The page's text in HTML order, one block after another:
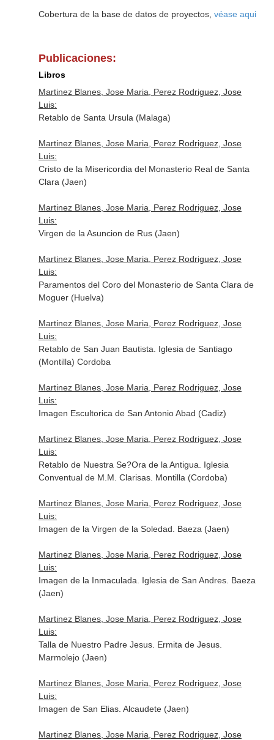
Cobertura de la base de datos de proyectos, véase aqui
Publicaciones:
Libros
Martinez Blanes, Jose Maria, Perez Rodriguez, Jose
Luis:
Retablo de Santa Ursula (Malaga)
Martinez Blanes, Jose Maria, Perez Rodriguez, Jose
Luis:
Cristo de la Misericordia del Monasterio Real de Santa
Clara (Jaen)
Martinez Blanes, Jose Maria, Perez Rodriguez, Jose
Luis:
Virgen de la Asuncion de Rus (Jaen)
Martinez Blanes, Jose Maria, Perez Rodriguez, Jose
Luis:
Paramentos del Coro del Monasterio de Santa Clara de
Moguer (Huelva)
Martinez Blanes, Jose Maria, Perez Rodriguez, Jose
Luis:
Retablo de San Juan Bautista. Iglesia de Santiago
(Montilla) Cordoba
Martinez Blanes, Jose Maria, Perez Rodriguez, Jose
Luis:
Imagen Escultorica de San Antonio Abad (Cadiz)
Martinez Blanes, Jose Maria, Perez Rodriguez, Jose
Luis:
Retablo de Nuestra Se?Ora de la Antigua. Iglesia
Conventual de M.M. Clarisas. Montilla (Cordoba)
Martinez Blanes, Jose Maria, Perez Rodriguez, Jose
Luis:
Imagen de la Virgen de la Soledad. Baeza (Jaen)
Martinez Blanes, Jose Maria, Perez Rodriguez, Jose
Luis:
Imagen de la Inmaculada. Iglesia de San Andres. Baeza
(Jaen)
Martinez Blanes, Jose Maria, Perez Rodriguez, Jose
Luis:
Talla de Nuestro Padre Jesus. Ermita de Jesus.
Marmolejo (Jaen)
Martinez Blanes, Jose Maria, Perez Rodriguez, Jose
Luis:
Imagen de San Elias. Alcaudete (Jaen)
Martinez Blanes, Jose Maria, Perez Rodriguez, Jose